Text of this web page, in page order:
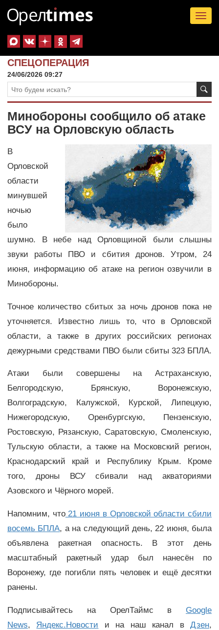
СПЕЦОПЕРАЦИЯ
24/06/2026 09:27
Минобороны сообщило об атаке
ВСУ на Орловскую область
В
Орловской
области
минувшей
ночью
было
шумно. В небе над Орловщиной были слышны
звуки работы ПВО и сбития дронов. Утром, 24
июня, информацию об атаке на регион озвучили в
Минобороны.
Точное количество сбитых за ночь дронов пока не
уточняется. Известно лишь то, что в Орловской
области, а также в других российских регионах
дежурными средствами ПВО были сбиты 323 БПЛА.
Атаки были совершены на Астраханскую,
Белгородскую, Брянскую, Воронежскую,
Волгоградскую, Калужской, Курской, Липецкую,
Нижегородскую, Оренбургскую, Пензенскую,
Ростовскую, Рязанскую, Саратовскую, Смоленскую,
Тульскую области, а также на Московский регион,
Краснодарский край и Республику Крым. Кроме
того, дроны ВСУ сбивали над акваториями
Азовского и Чёрного морей.
Напомним, что21 июня в Орловской области сбили
восемь БПЛА, а на следующий день, 22 июня, была
объявлена ракетная опасность. В этот день
масштабный ракетный удар был нанесён по
Воронежу, где погибли пять человек и ещё десятки
ранены.
Подписывайтесь на ОрелТаймс в Google
News, Яндекс.Новости и на наш канал вДзен,